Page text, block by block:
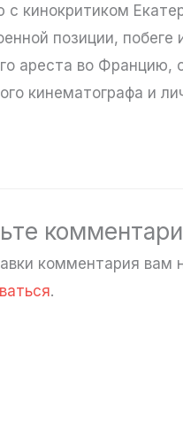
с кинокритиком
позиции, побеге
ареста во Францию,
кинематографа и
комментария вам
.